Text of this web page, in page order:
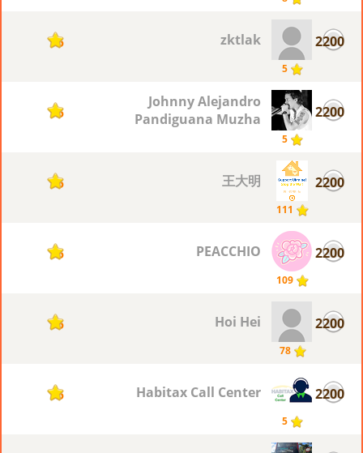
2200
5
zktlak
5
2200
5
Johnny Alejandro
Pandiguana Muzha
5
2200
111
王大明
5
2200
109
PEACCHIO
5
2200
78
Hoi Hei
5
2200
5
Habitax Call Center
5